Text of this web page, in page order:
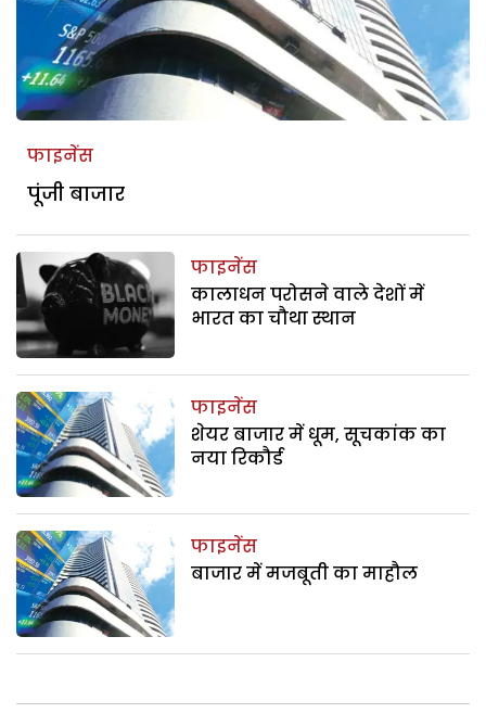
फाइनेंस
पूंजी बाजार
फाइनेंस
कालाधन परोसने वाले देशों में
भारत का चौथा स्थान
फाइनेंस
शेयर बाजार में धूम, सूचकांक का
नया रिकौर्ड
फाइनेंस
बाजार में मजबूती का माहौल